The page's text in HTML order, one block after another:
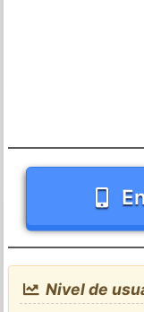
Nivel de